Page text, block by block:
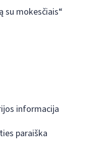
su mokesčiais“
informacija
paraiška